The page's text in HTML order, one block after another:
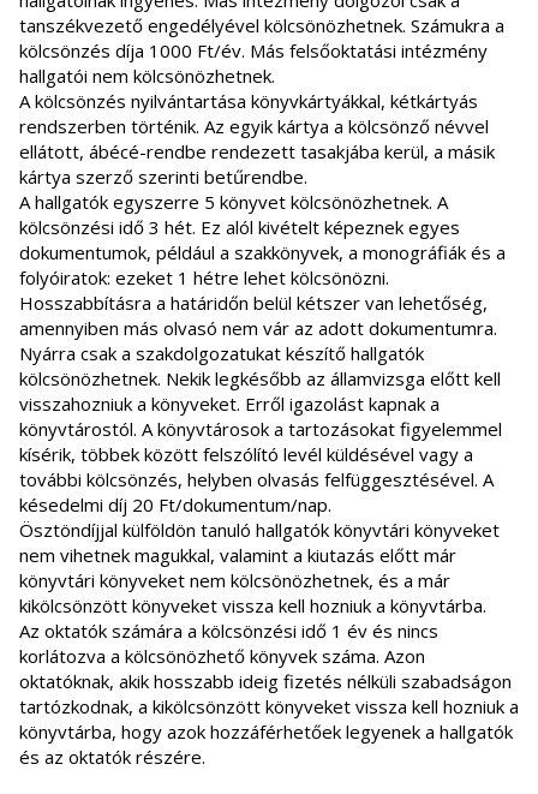
tanszékvezető engedélyével kölcsönözhetnek. Számukra a
kölcsönzés díja 1000 Ft/év. Más felsőoktatási intézmény
hallgatói nem kölcsönözhetnek.
A kölcsönzés nyilvántartása könyvkártyákkal, kétkártyás
rendszerben történik. Az egyik kártya a kölcsönző névvel
ellátott, ábécé-rendbe rendezett tasakjába kerül, a másik
kártya szerző szerinti betűrendbe.
A hallgatók egyszerre 5 könyvet kölcsönözhetnek. A
kölcsönzési idő 3 hét. Ez alól kivételt képeznek egyes
dokumentumok, például a szakkönyvek, a monográfiák és a
folyóiratok: ezeket 1 hétre lehet kölcsönözni.
Hosszabbításra a határidőn belül kétszer van lehetőség,
amennyiben más olvasó nem vár az adott dokumentumra.
Nyárra csak a szakdolgozatukat készítő hallgatók
kölcsönözhetnek. Nekik legkésőbb az államvizsga előtt kell
visszahozniuk a könyveket. Erről igazolást kapnak a
könyvtárostól. A könyvtárosok a tartozásokat figyelemmel
kísérik, többek között felszólító levél küldésével vagy a
további kölcsönzés, helyben olvasás felfüggesztésével. A
késedelmi díj 20 Ft/dokumentum/nap.
Ösztöndíjjal külföldön tanuló hallgatók könyvtári könyveket
nem vihetnek magukkal, valamint a kiutazás előtt már
könyvtári könyveket nem kölcsönözhetnek, és a már
kikölcsönzött könyveket vissza kell hozniuk a könyvtárba.
Az oktatók számára a kölcsönzési idő 1 év és nincs
korlátozva a kölcsönözhető könyvek száma. Azon
oktatóknak, akik hosszabb ideig fizetés nélküli szabadságon
tartózkodnak, a kikölcsönzött könyveket vissza kell hozniuk a
könyvtárba, hogy azok hozzáférhetőek legyenek a hallgatók
és az oktatók részére.